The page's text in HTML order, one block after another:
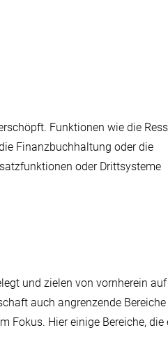
Funktionen wie die
Finanzbuchhaltung oder die
oder Drittsysteme
und zielen von vornherein
auch angrenzende
Fokus. Hier einige Bereiche, die